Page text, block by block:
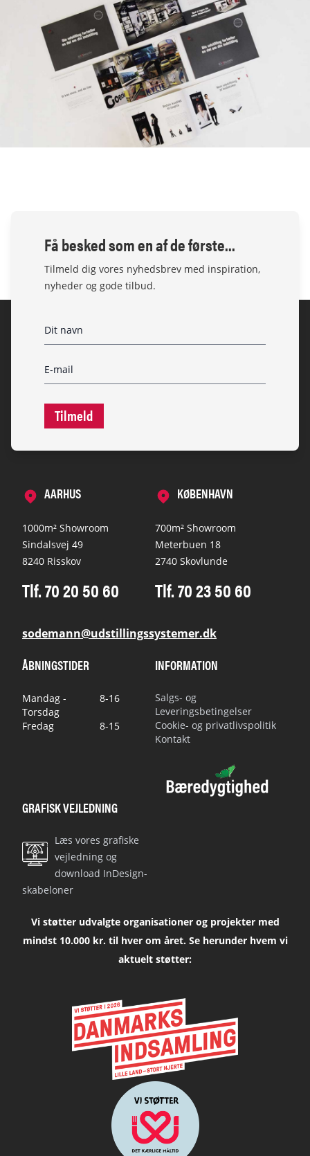
Få besked som en af de første...
Tilmeld dig vores nyhedsbrev med inspiration,
nyheder og gode tilbud.
Tilmeld
AARHUS
1000m² Showroom
Sindalsvej 49
8240 Risskov
Tlf. 70 20 50 60
sodemann@udstillingssystemer.dk
KØBENHAVN
700m² Showroom
Meterbuen 18
2740 Skovlunde
Tlf. 70 23 50 60
ÅBNINGSTIDER
Mandag -
Torsdag
8-16
Fredag 8-15
INFORMATION
Salgs- og
Leveringsbetingelser
Cookie- og privatlivspolitik
Kontakt
GRAFISK VEJLEDNING
Læs vores grafiske
vejledning og
download InDesign-
skabeloner
Vi støtter udvalgte organisationer og projekter med
mindst 10.000 kr. til hver om året. Se herunder hvem vi
aktuelt støtter: